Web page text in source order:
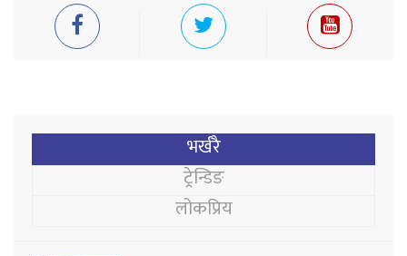
भर्खरै
ट्रेन्डिङ
लोकप्रिय